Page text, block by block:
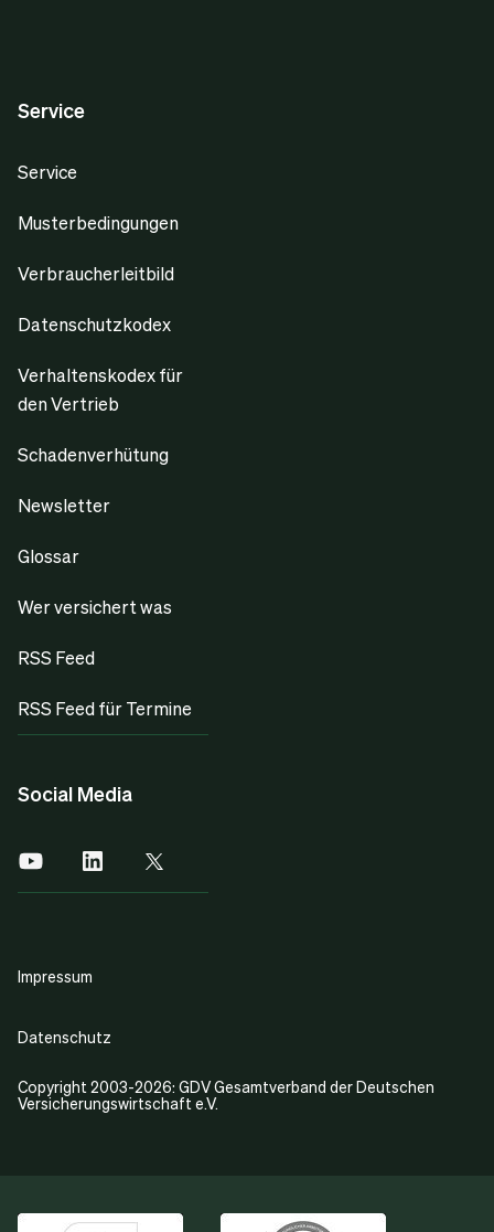
Service
Service
Musterbedingungen
Verbraucherleitbild
Datenschutzkodex
Verhaltenskodex für
den Vertrieb
Schadenverhütung
Newsletter
Glossar
Wer versichert was
RSS Feed
RSS Feed für Termine
Social Media
Copyright 2003-2026: GDV Gesamtverband der Deutschen
Versicherungswirtschaft e.V.
Impressum
Datenschutz